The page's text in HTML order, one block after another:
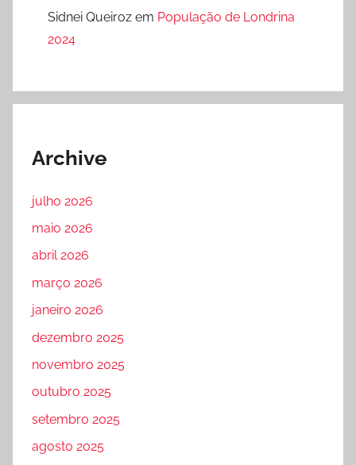
Sidnei Queiroz em População de Londrina
2024
Archive
julho 2026
maio 2026
abril 2026
março 2026
janeiro 2026
dezembro 2025
novembro 2025
outubro 2025
setembro 2025
agosto 2025